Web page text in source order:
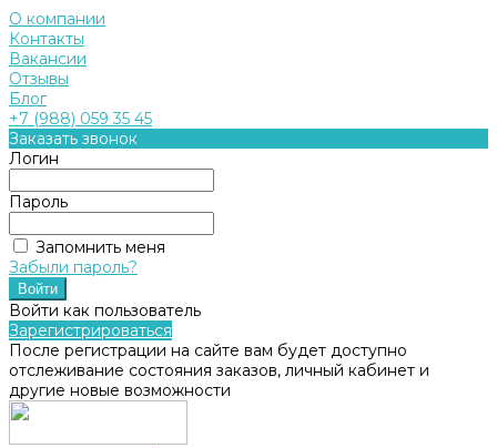
О компании
Контакты
Вакансии
Отзывы
Блог
+7 (988) 059 35 45
Заказать звонок
Логин
Пароль
Запомнить меня
Забыли пароль?
Войти как пользователь
Зарегистрироваться
После регистрации на сайте вам будет доступно
отслеживание состояния заказов, личный кабинет и
другие новые возможности